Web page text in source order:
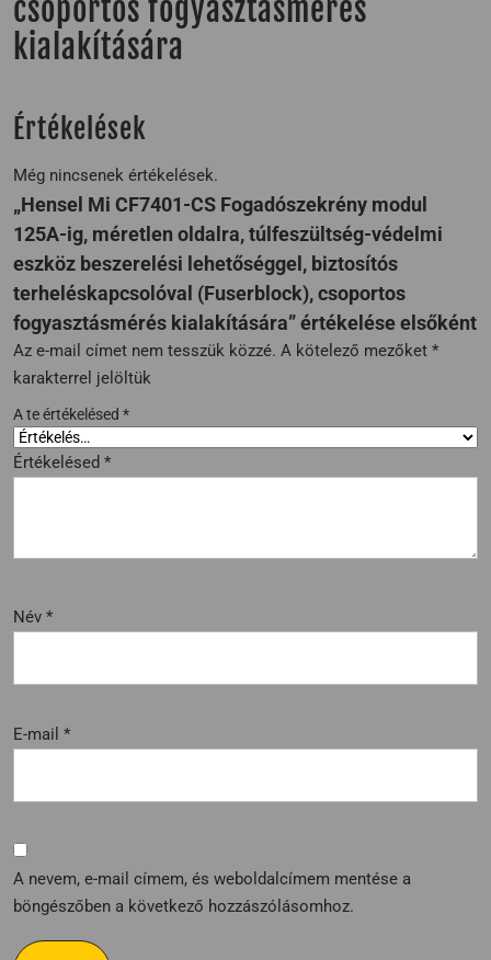
csoportos fogyasztásmérés
kialakítására
Értékelések
Még nincsenek értékelések.
„Hensel Mi CF7401-CS Fogadószekrény modul
125A-ig, méretlen oldalra, túlfeszültség-védelmi
eszköz beszerelési lehetőséggel, biztosítós
terheléskapcsolóval (Fuserblock), csoportos
fogyasztásmérés kialakítására” értékelése elsőként
Az e-mail címet nem tesszük közzé. A kötelező mezőket *
karakterrel jelöltük
A te értékelésed *
Értékelésed *
Név *
E-mail *
A nevem, e-mail címem, és weboldalcímem mentése a
böngészőben a következő hozzászólásomhoz.